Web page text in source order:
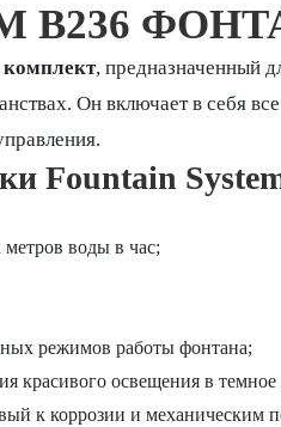
B236
, предназначенный
Он включает в себя
Fountain
воды в час;
режимов работы фонтана;
красивого освещения в темное
к коррозии и механическим